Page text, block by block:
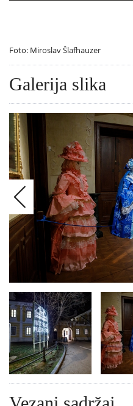
Foto: Miroslav Šlafhauzer
Galerija slika